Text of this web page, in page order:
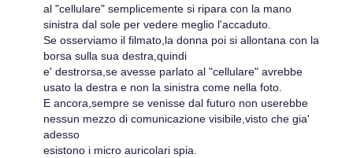
al "cellulare" semplicemente si ripara con la mano
sinistra dal sole per vedere meglio l'accaduto.
Se osserviamo il filmato,la donna poi si allontana con la
borsa sulla sua destra,quindi
e' destrorsa,se avesse parlato al "cellulare" avrebbe
usato la destra e non la sinistra come nella foto.
E ancora,sempre se venisse dal futuro non userebbe
nessun mezzo di comunicazione visibile,visto che gia'
adesso
esistono i micro auricolari spia.